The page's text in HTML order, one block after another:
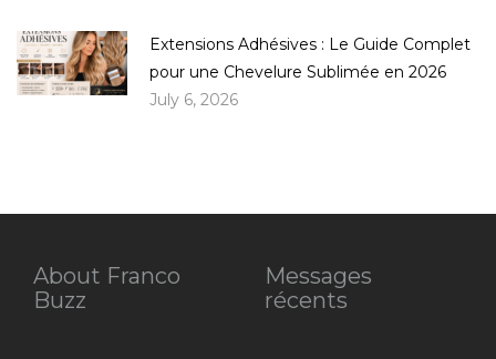
Extensions Adhésives : Le Guide Complet
pour une Chevelure Sublimée en 2026
July 6, 2026
About Franco
Buzz
Messages
récents